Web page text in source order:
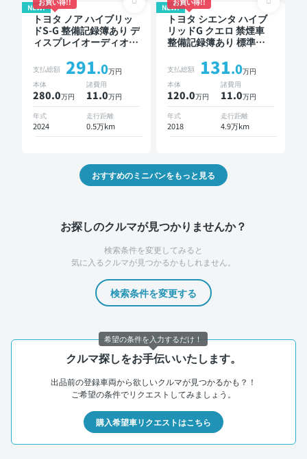
乗り
NEW!
トヨタ ノア ハイブリッ
ドS-G 整備記録簿あり デ
ィスプレイオーディオ ※
トクルーズ 3列シート ス
マートキー バックモニ
ター ドライブレコーダ
ー 衝突軽減 7人乗り
支払総額 291.0万円
本体
280.0万円
諸費用
11.0万円
年式
2024
走行距離
0.5万km
NEW!
トヨタ シエンタ ハイブ
リッドG クエロ 禁煙車
整備記録簿あり 標準装
ETC バックモニター ド
ライブレコーダー 衝突
軽減 両側電動スライド
ドア
支払総額 131.0万円
本体
120.0万円
諸費用
11.0万円
年式
2018
走行距離
4.9万km
おすすめのミニバンをもっと見る
お探しのクルマが見つかりませんか？
検索条件を変更してみると
気に入るクルマが見つかるかもしれません。
検索条件を変更する
クルマ探しをお手伝いいたします。
出品前の登録車両から欲しいクルマが見つかるかも？！
ご希望の条件でリクエストしてみましょう。
購入希望車リクエストはこちら
希望の条件を入力するだけ！